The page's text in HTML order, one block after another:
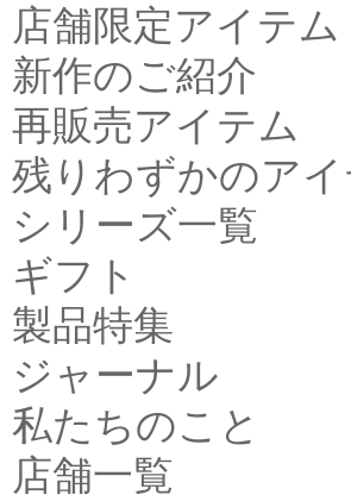
店舗限定アイテム
新作のご紹介
再販売アイテム
残りわずかのアイ
シリーズ一覧
ギフト
製品特集
ジャーナル
私たちのこと
店舗一覧